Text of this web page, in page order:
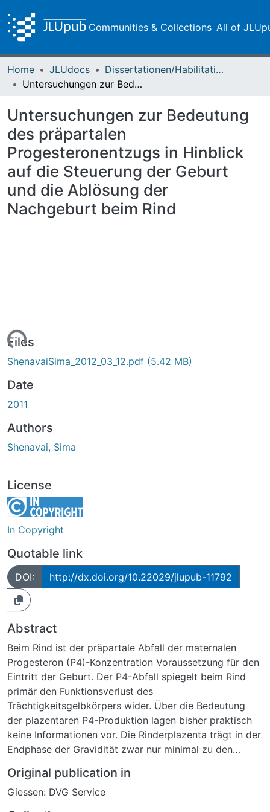
Communities & Collections All of
Home JLUdocs
Dissertationen/Habilitationen
Untersuchungen zur Bedeutung des präpartalen Progesteronentzugs in Hinblick auf die Steuerung der Geburt und die Ablösung der Nachgeburt beim Rind
Untersuchungen zur Bedeutung
des präpartalen
Progesteronentzugs in Hinblick
auf die Steuerung der Geburt
und die Ablösung der
Nachgeburt beim Rind
Files
ShenavaiSima_2012_03_12.pdf (5.42 MB)
Date
2011
Authors
Shenavai, Sima
License
In Copyright
Quotable link
DOI: http://dx.doi.org/10.22029/jlupub-11792
Abstract
Beim Rind ist der präpartale Abfall der maternalen
Progesteron (P4)-Konzentration Voraussetzung für den
Eintritt der Geburt. Der P4-Abfall spiegelt beim Rind
primär den Funktionsverlust des
Trächtigkeitsgelbkörpers wider. Über die Bedeutung
der plazentaren P4-Produktion lagen bisher praktisch
keine Informationen vor. Die Rinderplazenta trägt in der
Endphase der Gravidität zwar nur minimal zu den
lokale P4-Konzentrationen im Bereich der feto-
maternalen Kontaktzone. Diese könnten, vermittelt über
Original publication in
Giessen: DVG Service